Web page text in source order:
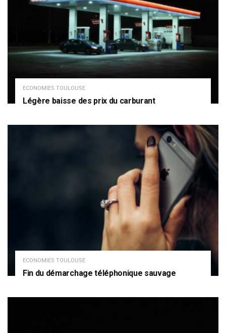
ECONOMIES TOULOUSE
Légère baisse des prix du carburant
ECONOMIES TOULOUSE
Fin du démarchage téléphonique sauvage